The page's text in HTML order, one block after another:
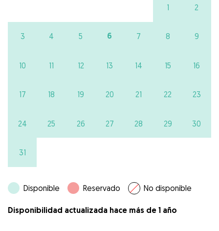
1 2
3 4 5 6 7 8 9
10 11 12 13 14 15 16
17 18 19 20 21 22 23
24 25 26 27 28 29 30
31
Disponible Reservado No disponible
Disponibilidad actualizada hace más de 1 año